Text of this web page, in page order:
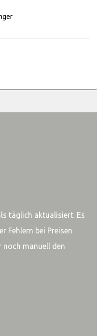
täglich aktualisiert. Es
Fehlern bei Preisen
noch manuell den